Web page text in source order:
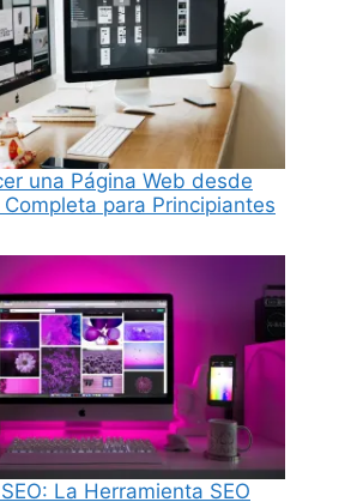
una Página Web desde
Completa para Principiantes
La Herramienta SEO